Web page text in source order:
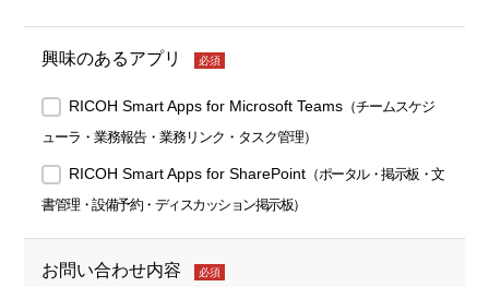
興味のあるアプリ 必須
RICOH Smart Apps for Microsoft Teams （チームスケジ
ューラ・業務報告・業務リンク・タスク管理）
RICOH Smart Apps for SharePoint （ポータル・掲示板・文
書管理・設備予約・ディスカッション掲示板）
お問い合わせ内容 必須